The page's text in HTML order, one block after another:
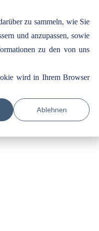
zu sammeln, wie Sie
und anzupassen, sowie
zu den von uns
wird in Ihrem Browser
Ablehnen